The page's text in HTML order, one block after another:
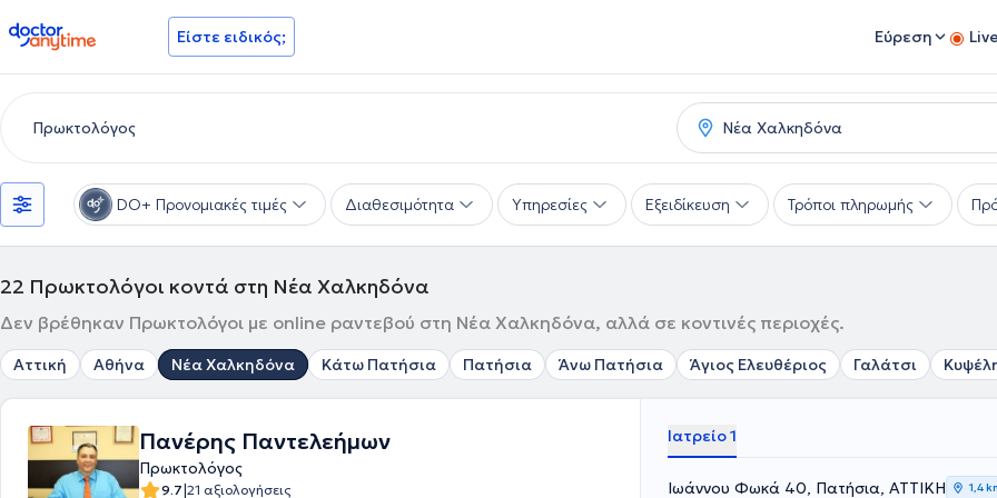
doctoranytime Είστε ειδικός; Εύρεση
DO+ Προνομιακές τιμές Διαθεσιμότητα Υπηρεσίες Εξειδίκευση Τρόποι πληρωμής
22 Πρωκτολόγοι κοντά στη Νέα Χαλκηδόνα
Δεν βρέθηκαν Πρωκτολόγοι με online ραντεβού στη Νέα Χαλκηδόνα, αλλά σε κοντινές περιοχές.
Αττική Αθήνα Νέα Χαλκηδόνα Κάτω Πατήσια Πατήσια Άνω Πατήσια Άγιος Ελευθέριος Γαλάτσι
Πανέρης Παντελεήμων
Πρωκτολόγος
9.7|21 αξιολογήσεις
Ιατρείο 1
Ιωάννου Φωκά 40, Πατήσια, ΑΤΤΙΚΗ 1,4